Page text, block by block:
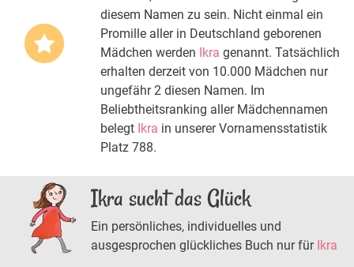
diesem Namen zu sein. Nicht einmal ein
Promille aller in Deutschland geborenen
Mädchen werden Ikra genannt. Tatsächlich
erhalten derzeit von 10.000 Mädchen nur
ungefähr 2 diesen Namen. Im
Beliebtheitsranking aller Mädchennamen
belegt Ikra in unserer Vornamensstatistik
Platz 788.
Ikra sucht das Glück
Ein persönliches, individuelles und
ausgesprochen glückliches Buch nur für Ikra